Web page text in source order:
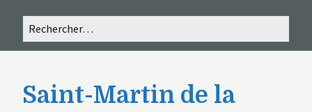
Saint-Martin de la